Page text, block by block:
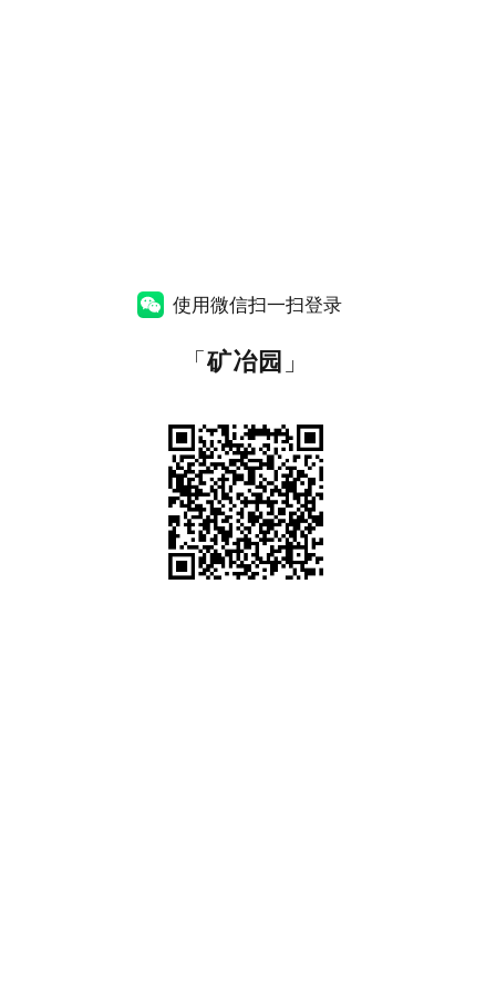
使用微信扫一扫登录
「矿冶园 」